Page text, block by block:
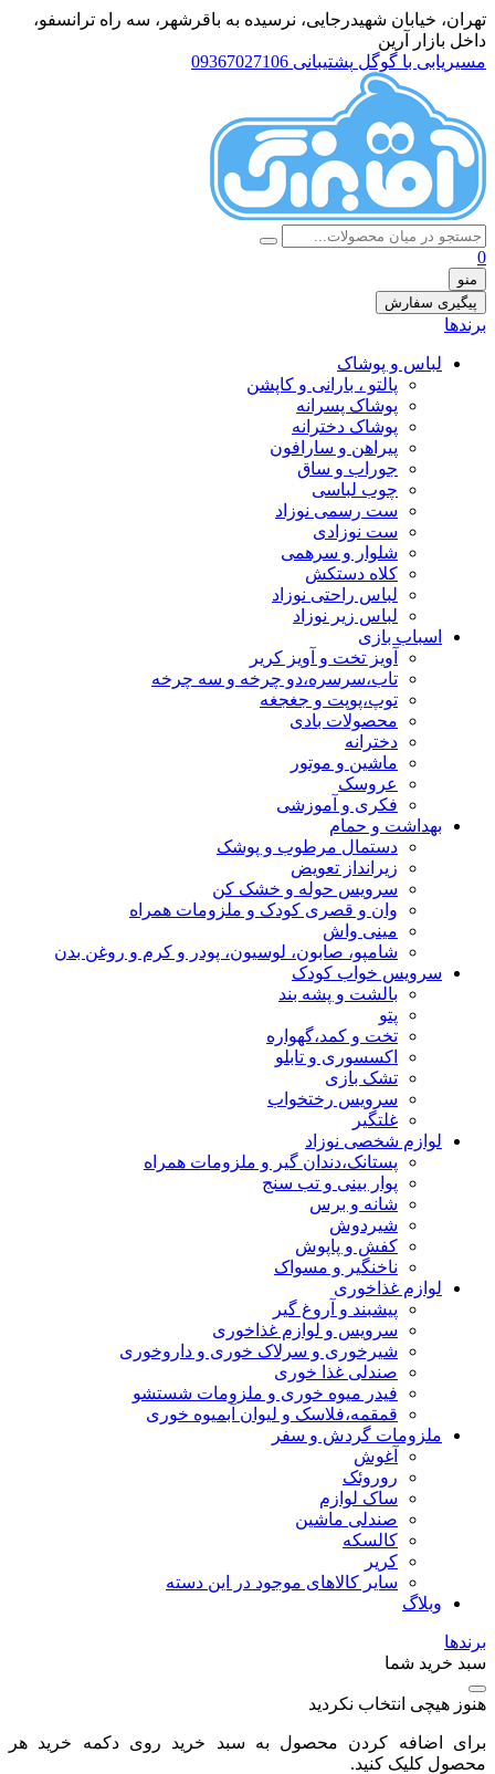
تهران، خيابان شهيدرجايى، نرسیده به باقرشهر، سه راه ترانسفو،
داخل بازار آرین
مسیریابی با گوگل پشتیبانی 09367027106
0
منو
پیگیری سفارش
برندها
لباس و پوشاک
پالتو ، بارانی و کاپشن
پوشاک پسرانه
پوشاک دخترانه
پیراهن و سارافون
جوراب و ساق
چوب لباسی
ست رسمی نوزاد
ست نوزادی
شلوار و سرهمی
کلاه دستکش
لباس راحتی نوزاد
لباس زیر نوزاد
اسباب بازی
آویز تخت و آویز کریر
تاب،سرسره،دو چرخه و سه چرخه
توپ،پوپت و جغجغه
محصولات بادی
دخترانه
ماشین و موتور
عروسک
فکری و آموزشی
بهداشت و حمام
دستمال مرطوب و پوشک
زیرانداز تعویض
سرویس حوله و خشک کن
وان و قصری کودک و ملزومات همراه
مینی واش
شامپو، صابون، لوسیون، پودر و کرم و روغن بدن
سرویس خواب کودک
بالشت و پشه بند
پتو
تخت و کمد،گهواره
اکسسوری و تابلو
تشک بازی
سرویس رختخواب
غلتگیر
لوازم شخصی نوزاد
پستانک،دندان گیر و ملزومات همراه
پوار بینی و تب سنج
شانه و برس
شیردوش
کفش و پاپوش
ناخنگیر و مسواک
لوازم غذاخوری
پیشبند و آروغ گیر
سرویس و لوازم غذاخوری
شیرخوری و سرلاک خوری و داروخوری
صندلی غذا خوری
فیدر میوه خوری و ملزومات شستشو
قمقمه،فلاسک و لیوان آبمیوه خوری
ملزومات گردش و سفر
آغوش
روروئک
ساک لوازم
صندلی ماشین
کالسکه
کریر
سایر کالاهای موجود در این دسته
وبلاگ
برندها
سبد خرید شما
هنوز هیچی انتخاب نکردید
برای اضافه کردن محصول به سبد خرید روی دکمه خرید هر
محصول کلیک کنید.